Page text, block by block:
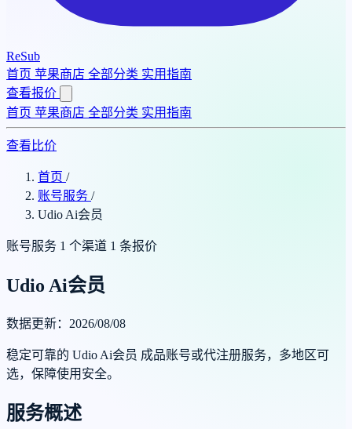
ReSub
首页 苹果商店 全部分类 实用指南
查看报价
首页 苹果商店 全部分类 实用指南
查看比价
首页 /
账号服务 /
Udio Ai会员
账号服务 1 个渠道 1 条报价
Udio Ai会员
数据更新：2026/08/08
稳定可靠的 Udio Ai会员 成品账号或代注册服务，多地区可
选，保障使用安全。
服务概述